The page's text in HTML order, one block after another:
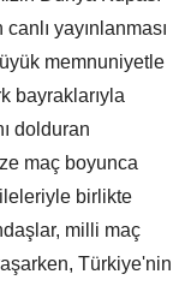
yayınlanması
memnuniyetle
bayraklarıyla
dolduran
maç boyunca
birlikte
milli maç
Türkiye'nin